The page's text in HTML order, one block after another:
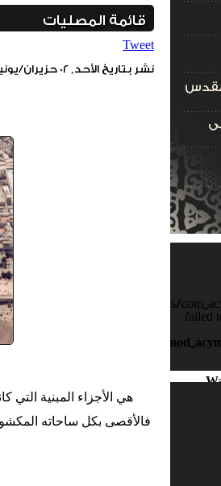
administrator/components/
failed
public_html/modules/
administrator/components/
public_html/modules/
قائمة المصليات
Tweet
نشر بتاريخ الأحد, 02 حزيران/يونيو 2013 14:57
هي الأجزاء المبنية
فالأقصى بكل ساحاته